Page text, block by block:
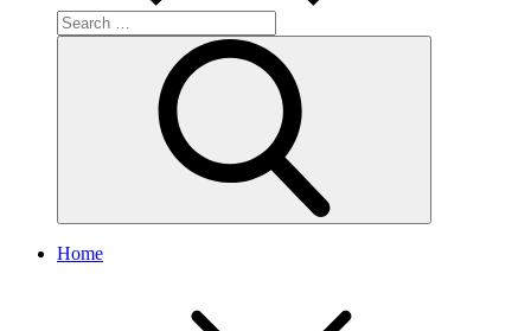
Search
for:
Home